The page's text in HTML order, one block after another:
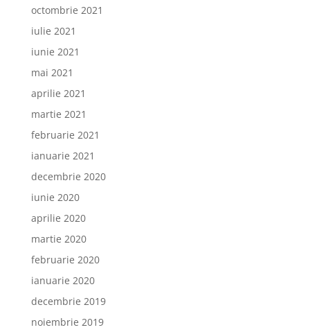
octombrie 2021
iulie 2021
iunie 2021
mai 2021
aprilie 2021
martie 2021
februarie 2021
ianuarie 2021
decembrie 2020
iunie 2020
aprilie 2020
martie 2020
februarie 2020
ianuarie 2020
decembrie 2019
noiembrie 2019